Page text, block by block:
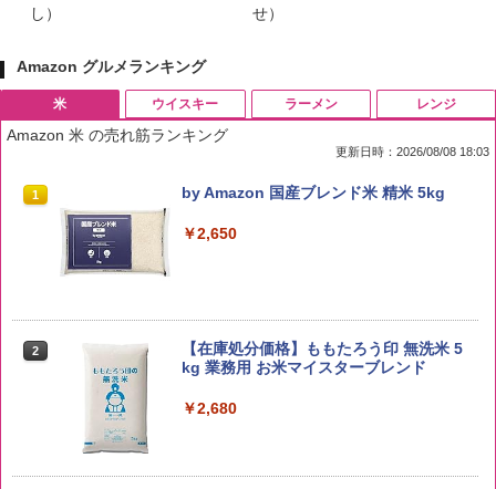
し）
せ）
Amazon グルメランキング
米
Amazon 米 の売れ筋ランキング
更新日時：2026/08/08 18:03
1 by Amazon 国産ブレンド米 精米 5kg
￥2,650
2
【在庫処分価格】ももたろう印 無洗米 5
kg 業務用 お米マイスターブレンド
￥2,680
ウイスキー ラーメン レンジ